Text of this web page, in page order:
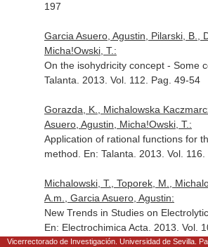
197
Garcia Asuero, Agustin, Pilarski, B.,
Micha!Owski, T.:
On the isohydricity concept - Some
Talanta . 2013. Vol. 112. Pag. 49-54
Gorazda, K., Michalowska
Asuero, Agustin, Micha!Owski, T.:
Application of rational functions for
method. En: Talanta . 2013. Vol.
Michalowski, T., Toporek, M.,
A.m., Garcia Asuero, Agustin:
New Trends in Studies on
En: Electrochimica Acta . 2013. Vol.
Vicerrectorado de Investigación. Universidad de Sevilla.